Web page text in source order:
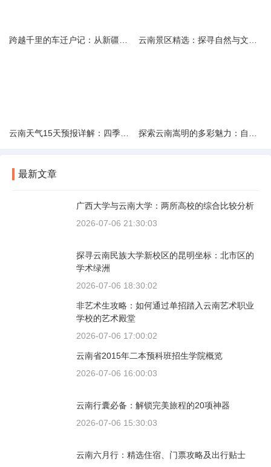
最新文章
广西大学与云南大学：两所高校的综合比较分析
2026-07-06 21:30:03
探寻云南民族大学新校区的昆明坐标：北市区的
学术绿洲
2026-07-06 18:30:02
非艺术生攻略：如何通过单招踏入云南艺术职业
学校的艺术殿堂
2026-07-06 17:00:02
云南省2015年二本预科班招生学院概览
2026-07-06 16:00:03
云南行囊必备：解锁完美旅程的20项神器
2026-07-06 15:30:03
云南六月行：精选住宿、门票攻略及出行贴士